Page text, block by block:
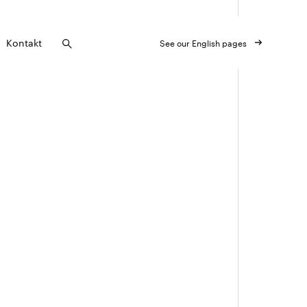
Kontakt See our English pages